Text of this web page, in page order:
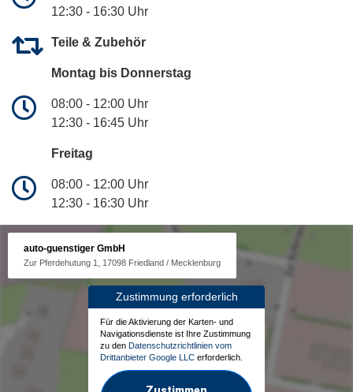
12:30 - 16:30 Uhr
Teile & Zubehör
Montag bis Donnerstag
08:00 - 12:00 Uhr
12:30 - 16:45 Uhr
Freitag
08:00 - 12:00 Uhr
12:30 - 16:30 Uhr
auto-guenstiger GmbH
Zur Pferdehutung 1, 17098 Friedland / Mecklenburg
Zustimmung erforderlich
Für die Aktivierung der Karten- und
Navigationsdienste ist Ihre Zustimmung
zu den Datenschutzrichtlinien vom
Drittanbieter Google LLC erforderlich.